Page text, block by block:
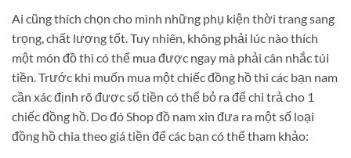
Ai cũng thích chọn cho mình những phụ kiện thời trang sang
trọng, chất lượng tốt. Tuy nhiên, không phải lúc nào thích
một món đồ thì có thể mua được ngay mà phải cân nhắc túi
tiền. Trước khi muốn mua một chiếc đồng hồ thì các bạn nam
cần xác định rõ được số tiền có thể bỏ ra để chi trả cho 1
chiếc đồng hồ. Do đó Shop đồ nam xin đưa ra một số loại
đồng hồ chia theo giá tiền để các bạn có thể tham khảo: